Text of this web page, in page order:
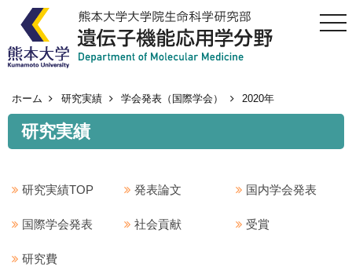
ホーム 研究実績 学会発表（国際学会） 2020年
研究実績
研究実績TOP 発表論文 国内学会発表
国際学会発表 社会貢献 受賞
研究費